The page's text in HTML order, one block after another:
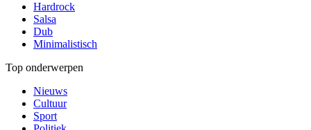
Hardrock
Salsa
Dub
Minimalistisch
Top onderwerpen
Nieuws
Cultuur
Sport